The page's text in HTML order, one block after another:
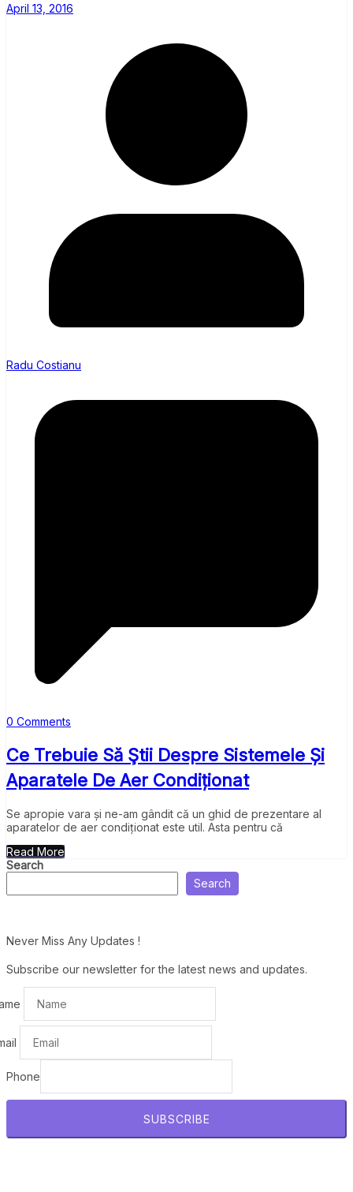
April 13, 2016
Radu Costianu
0 Comments
Ce Trebuie Să Ştii Despre Sistemele Și
Aparatele De Aer Condiționat
Se apropie vara și ne-am gândit că un ghid de prezentare al
aparatelor de aer condiționat este util. Asta pentru că
Read More
Search
Search
Never Miss Any Updates !
Subscribe our newsletter for the latest news and updates.
Phone
SUBSCRIBE